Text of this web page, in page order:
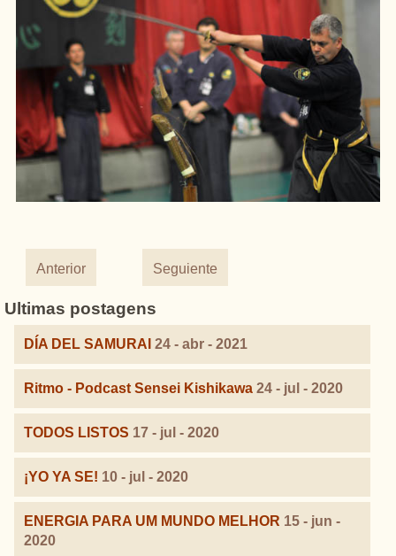
Anterior Seguiente
Ultimas postagens
DÍA DEL SAMURAI 24 - abr - 2021
Ritmo - Podcast Sensei Kishikawa 24 - jul - 2020
TODOS LISTOS 17 - jul - 2020
¡YO YA SE! 10 - jul - 2020
ENERGIA PARA UM MUNDO MELHOR 15 - jun -
2020